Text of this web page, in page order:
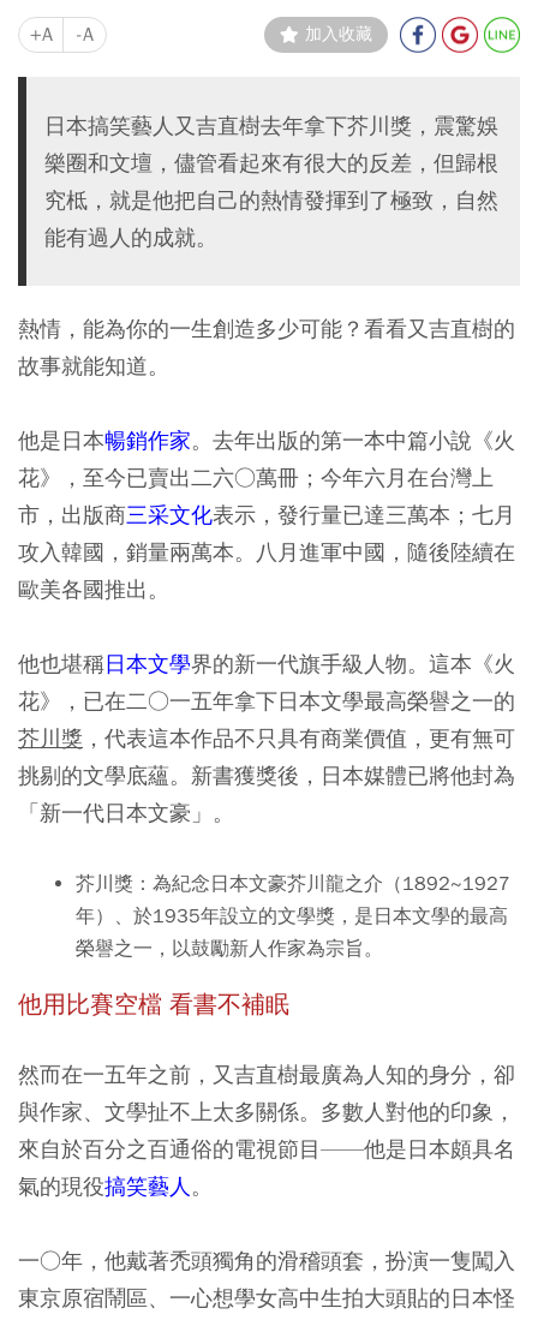
+A -A 加入收藏
日本搞笑藝人又吉直樹去年拿下芥川獎，震驚娛
樂圈和文壇，儘管看起來有很大的反差，但歸根
究柢，就是他把自己的熱情發揮到了極致，自然
能有過人的成就。
熱情，能為你的一生創造多少可能？看看又吉直樹的
故事就能知道。
他是日本暢銷作家。去年出版的第一本中篇小說《火
花》，至今已賣出二六○萬冊；今年六月在台灣上
市，出版商三采文化表示，發行量已達三萬本；七月
攻入韓國，銷量兩萬本。八月進軍中國，隨後陸續在
歐美各國推出。
他也堪稱日本文學界的新一代旗手級人物。這本《火
花》，已在二○一五年拿下日本文學最高榮譽之一的
芥川獎 ，代表這本作品不只具有商業價值，更有無可
挑剔的文學底蘊。新書獲獎後，日本媒體已將他封為
「新一代日本文豪」。
芥川獎：為紀念日本文豪芥川龍之介（1892~1927
年）、於1935年設立的文學獎，是日本文學的最高
榮譽之一，以鼓勵新人作家為宗旨。
他用比賽空檔 看書不補眠
然而在一五年之前，又吉直樹最廣為人知的身分，卻
與作家、文學扯不上太多關係。多數人對他的印象，
來自於百分之百通俗的電視節目——他是日本頗具名
氣的現役搞笑藝人。
一○年，他戴著禿頭獨角的滑稽頭套，扮演一隻闖入
東京原宿鬧區、一心想學女高中生拍大頭貼的日本怪